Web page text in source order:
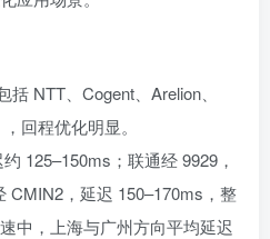
NTT、Cogent、Arelion、
回程优化明显。
125–150ms；联通经 9929，
CMIN2，延迟 150–170ms，整
中，上海与广州方向平均延迟